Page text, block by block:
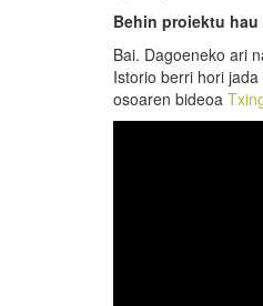
Behin proiektu
Bai. Dagoeneko ari
Istorio berri hori
osoaren bideoa